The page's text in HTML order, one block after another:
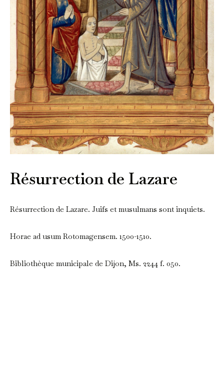
Résurrection de Lazare
Résurrection de Lazare. Juifs et musulmans sont inquiets.
Horae ad usum Rotomagensem. 1500-1510.
Bibliothèque municipale de Dijon, Ms. 2244 f. 050.